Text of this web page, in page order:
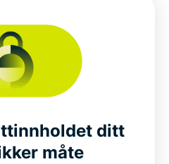
ditt
måte